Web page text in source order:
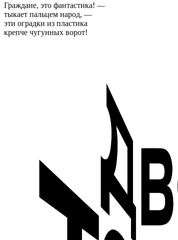
Граждане, это фантастика! —
тыкает пальцем народ, —
эти оградки из пластика
крепче чугунных ворот!